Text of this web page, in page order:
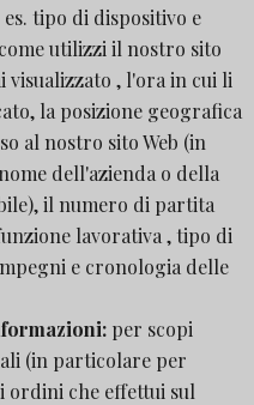
tipo di dispositivo e
utilizzi il nostro sito
visualizzato , l'ora in cui li
la posizione geografica
al nostro sito Web (in
dell'azienda o della
il numero di partita
lavorativa , tipo di
e cronologia delle
per scopi
(in particolare per
che effettui sul